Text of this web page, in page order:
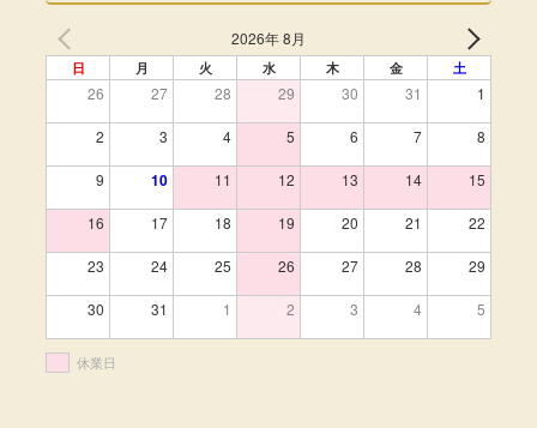
2026年 8月
日 月 火 水 木 金 土
26 27 28 29 30 31 1
2 3 4 5 6 7 8
9 10 11 12 13 14 15
16 17 18 19 20 21 22
23 24 25 26 27 28 29
30 31 1 2 3 4 5
休業日